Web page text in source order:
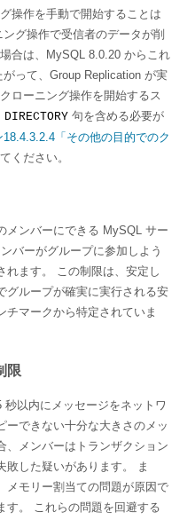
操作を手動で開始することは
グ操作で受信者のデータが削
合は、MySQL 8.0.20 からこれ
って、Group Replication が実
ローニング操作を開始するス
DIRECTORY 句を含める必要が
18.4.3.2.4「その他の目的でのク
ください。
メンバーにできる MySQL サー
バーがグループに参加しよう
れます。 この制限は、安定し
グループが確実に実行される安
チマークから特定されていま
限
以内にメッセージをネットワ
ーできない十分な大きさのメッ
、メンバーはトランザクション
敗した疑いがあります。 ま
メモリー割当ての問題が原因で
す。 これらの問題を回避する